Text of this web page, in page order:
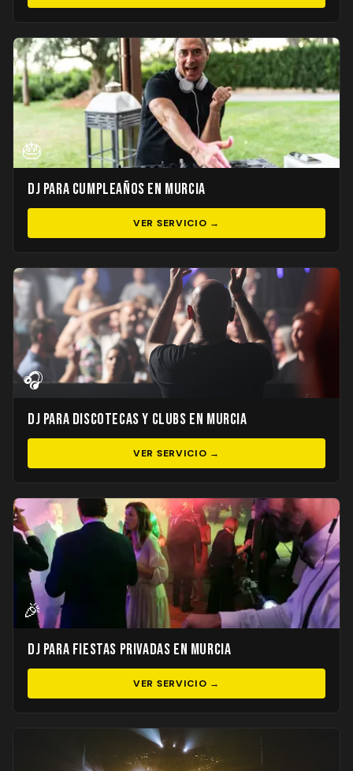
🎂
DJ para Cumpleaños en Murcia
VER SERVICIO →
🎧
DJ para Discotecas y Clubs en Murcia
VER SERVICIO →
🎉
DJ para Fiestas Privadas en Murcia
VER SERVICIO →